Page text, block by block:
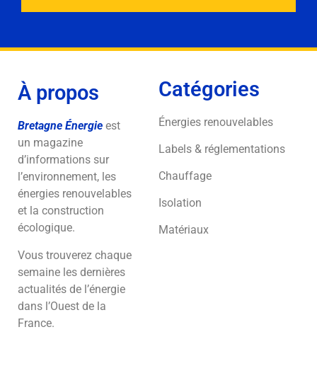
À propos
Bretagne Énergie est
un magazine
d’informations sur
l’environnement, les
énergies renouvelables
et la construction
écologique.
Vous trouverez chaque
semaine les dernières
actualités de l’énergie
dans l’Ouest de la
France.
Catégories
Énergies renouvelables
Labels & réglementations
Chauffage
Isolation
Matériaux